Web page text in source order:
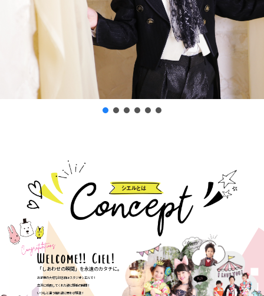
「しあわせの瞬間」を永遠のカタチに。
お子様の大切な記念日はスタジオシエルで！
立派に成長してくれた姿に感動の瞬間！
いつもと違う晴れ姿に思わず感激！